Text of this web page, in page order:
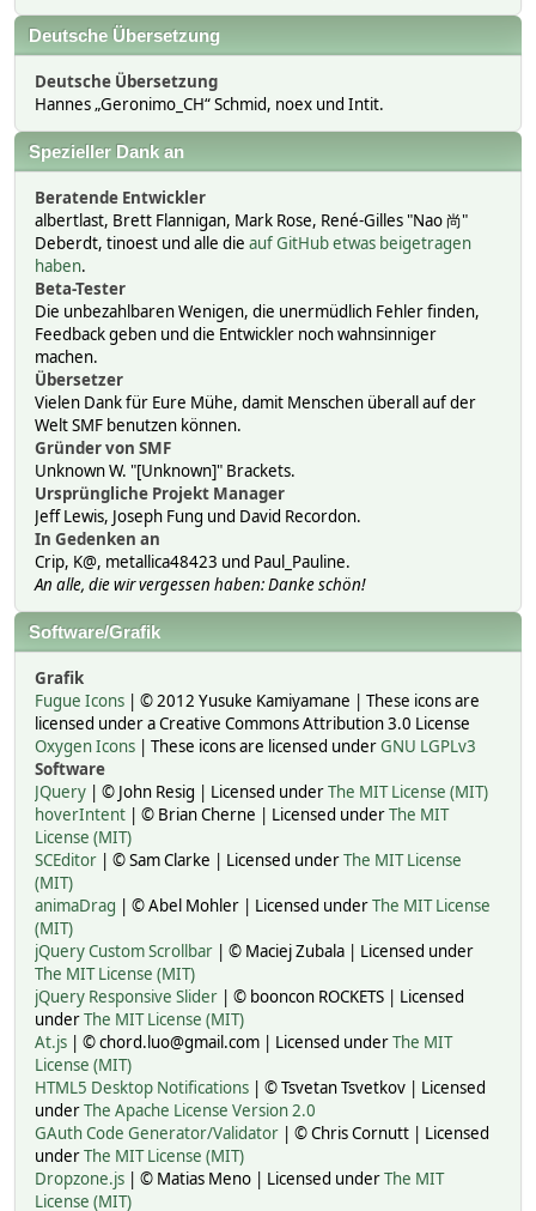
Deutsche Übersetzung
Deutsche Übersetzung
Hannes „Geronimo_CH“ Schmid, noex und Intit.
Spezieller Dank an
Beratende Entwickler
albertlast, Brett Flannigan, Mark Rose, René-Gilles "Nao 尚"
Deberdt, tinoest und alle die auf GitHub etwas beigetragen
haben.
Beta-Tester
Die unbezahlbaren Wenigen, die unermüdlich Fehler finden,
Feedback geben und die Entwickler noch wahnsinniger
machen.
Übersetzer
Vielen Dank für Eure Mühe, damit Menschen überall auf der
Welt SMF benutzen können.
Gründer von SMF
Unknown W. "[Unknown]" Brackets.
Ursprüngliche Projekt Manager
Jeff Lewis, Joseph Fung und David Recordon.
In Gedenken an
Crip, K@, metallica48423 und Paul_Pauline.
An alle, die wir vergessen haben: Danke schön!
Software/Grafik
Grafik
Fugue Icons | © 2012 Yusuke Kamiyamane | These icons are
licensed under a Creative Commons Attribution 3.0 License
Oxygen Icons | These icons are licensed underGNU LGPLv3
Software
JQuery | © John Resig | Licensed underThe MIT License (MIT)
hoverIntent | © Brian Cherne | Licensed underThe MIT
License (MIT)
SCEditor | © Sam Clarke | Licensed underThe MIT License
(MIT)
animaDrag | © Abel Mohler | Licensed underThe MIT License
(MIT)
jQuery Custom Scrollbar | © Maciej Zubala | Licensed under
The MIT License (MIT)
jQuery Responsive Slider | © booncon ROCKETS | Licensed
underThe MIT License (MIT)
At.js | © chord.luo@gmail.com | Licensed underThe MIT
License (MIT)
HTML5 Desktop Notifications | © Tsvetan Tsvetkov | Licensed
underThe Apache License Version 2.0
GAuth Code Generator/Validator | © Chris Cornutt | Licensed
underThe MIT License (MIT)
Dropzone.js | © Matias Meno | Licensed underThe MIT
License (MIT)